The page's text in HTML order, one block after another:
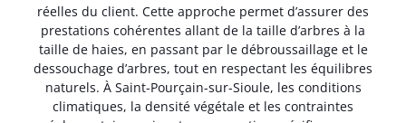
réelles du client. Cette approche permet d’assurer des
prestations cohérentes allant de la taille d’arbres à la
taille de haies, en passant par le débroussaillage et le
dessouchage d’arbres, tout en respectant les équilibres
naturels. À Saint-Pourçain-sur-Sioule, les conditions
climatiques, la densité végétale et les contraintes